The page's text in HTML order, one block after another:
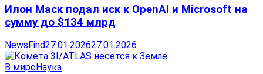
Илон Маск подал иск к OpenAI и Microsoft на
сумму до $134 млрд
NewsFind27.01.202627.01.2026
В миреНаука